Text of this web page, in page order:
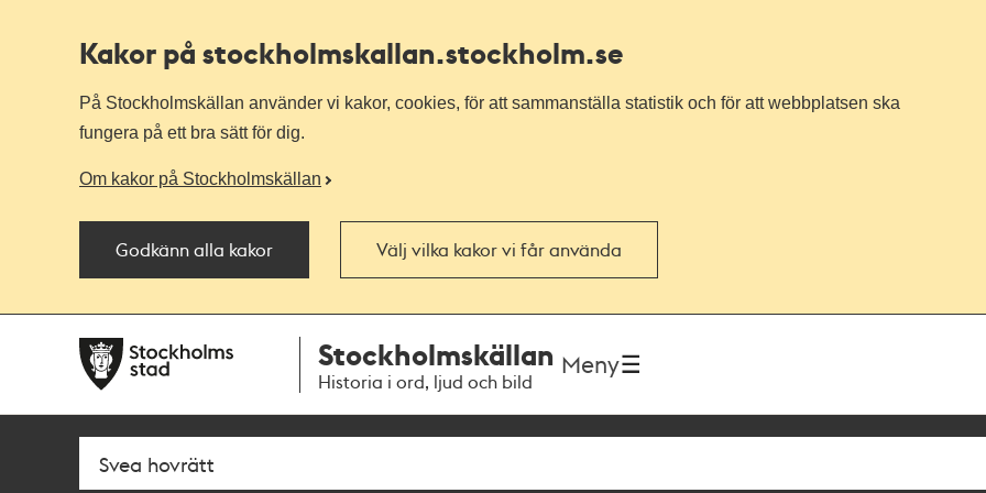
Kakor på stockholmskallan.stockholm.se
På Stockholmskällan använder vi kakor, cookies, för att sammanställa statistik och för att webbplatsen ska
fungera på ett bra sätt för dig.
Om kakor på Stockholmskällan
Godkänn alla kakor Välj vilka kakor vi får använda
navigationen
huvudinnehållet
Stockholmskällan
Historia i ord, ljud och bild
Meny
Sök